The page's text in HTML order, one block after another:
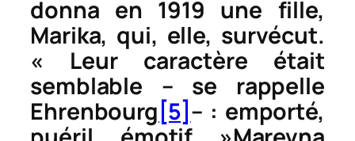
donna en 1919 une fille,
Marika, qui, elle, survécut.
« Leur caractère était
semblable – se rappelle
Ehrenbourg [5] – : emporté,